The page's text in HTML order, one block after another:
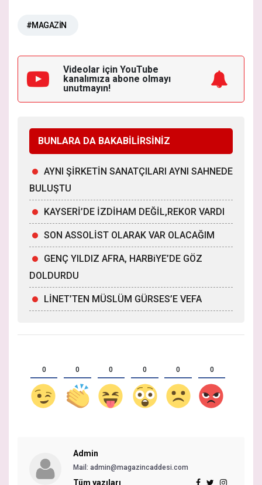
#MAGAZİN
Videolar için YouTube
kanalımıza abone olmayı
unutmayın!
BUNLARA DA BAKABİLİRSİNİZ
AYNI ŞİRKETİN SANATÇILARI AYNI SAHNEDE
BULUŞTU
KAYSERİ’DE İZDİHAM DEĞİL,REKOR VARDI
SON ASSOLİST OLARAK VAR OLACAĞIM
GENÇ YILDIZ AFRA, HARBiYE’DE GÖZ
DOLDURDU
LİNET’TEN MÜSLÜM GÜRSES’E VEFA
0 0 0 0 0 0
Admin
Mail: admin@magazincaddesi.com
Tüm yazıları